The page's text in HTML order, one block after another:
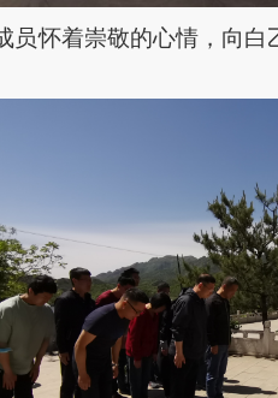
员怀着崇敬的心情，向